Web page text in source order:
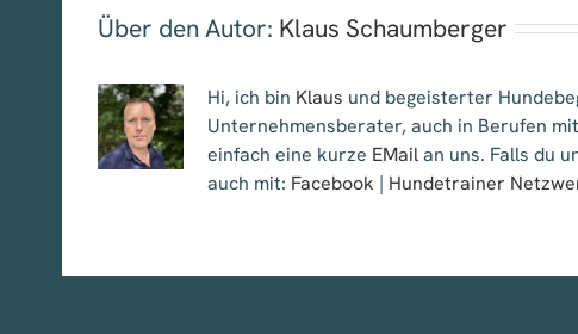
Über den Autor: Klaus Schaumberger
Hi, ich bin Klaus und begeisterter
Unternehmensberater, auch in Berufen
einfach eine kurze EMailan uns. Falls du
auch mit: Facebook | Hundetrainer